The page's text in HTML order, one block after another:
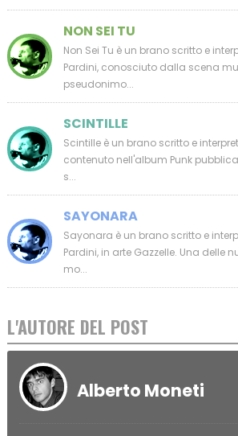
NON SEI TU
Non Sei Tu è un brano scritto e
Pardini, conosciuto dalla scena
pseudonimo...
SCINTILLE
Scintille è un brano scritto e
contenuto nell'album Punk
s...
SAYONARA
Sayonara è un brano scritto e
Pardini, in arte Gazzelle. Una delle
mo...
L'AUTORE DEL POST
Alberto Moneti